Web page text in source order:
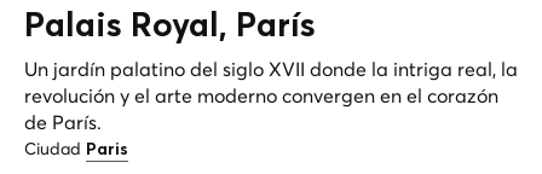
Palais Royal , París
Un jardín palatino del siglo XVII donde la intriga real, la
revolución y el arte moderno convergen en el corazón
de París.
Ciudad Paris